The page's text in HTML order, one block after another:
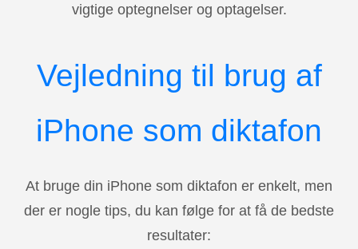
vigtige optegnelser og optagelser.
Vejledning til brug af
iPhone som diktafon
At bruge din iPhone som diktafon er enkelt, men
der er nogle tips, du kan følge for at få de bedste
resultater: